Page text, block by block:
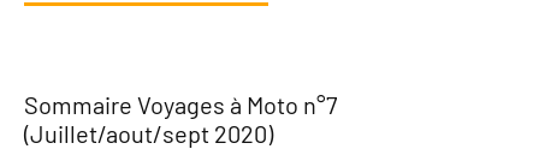
Sommaire Voyages à Moto n°7
(Juillet/aout/sept 2020)